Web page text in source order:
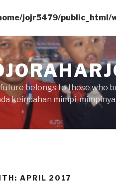
jojr5479/public_html/
belongs to those who
keindahan mimpi-
APRIL 2017